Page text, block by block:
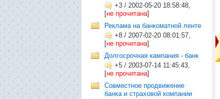
+3 / 2002-05-20 18:58:48,
[не прочитана]
Реклама на банкоматной ленте
+8 / 2007-02-20 08:01:57,
[не прочитана]
Долгосрочная кампания - банк
+5 / 2003-07-14 11:45:43,
[не прочитана]
Совместное продвижение
банка и страховой компании